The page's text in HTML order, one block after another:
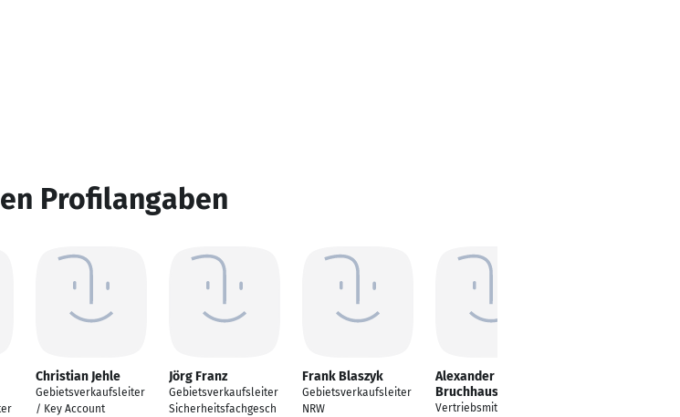
Profilangaben
Christian Jehle
Gebietsverkaufsleiter
/ Key Account
Jörg Franz
Gebietsverkaufsleiter
Sicherheitsfachgesch
Frank Blaszyk
Gebietsverkaufsleiter
NRW
Alexander
Bruchhaus
Vertriebsmitarbeiter